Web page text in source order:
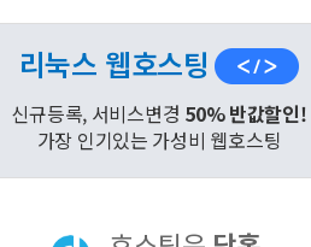
리눅스 웹호스팅
신규등록, 서비스변경 50% 반값할인!
가장 인기있는 가성비 웹호스팅